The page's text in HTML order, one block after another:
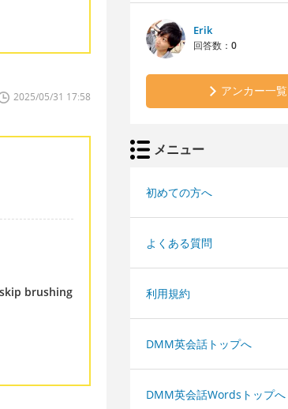
2025/05/31 17:58
skip brushing
Erik
回答数： 0
アンカー一覧
メニュー
初めての方へ
よくある質問
利用規約
DMM英会話トップへ
DMM英会話Wordsトップへ